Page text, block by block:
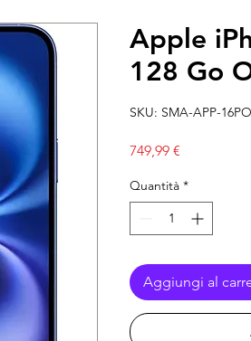
Apple
128 Go
SKU: SMA-APP-16PO
749,99 €
Quantità *
Aggiungi al